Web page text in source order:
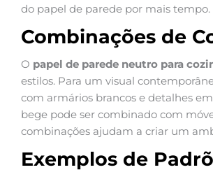
do papel de parede por mais tempo.
Combinações de
O papel de parede neutro para
estilos. Para um visual
com armários brancos e detalhes
bege pode ser combinado com
combinações ajudam a criar um
Exemplos de